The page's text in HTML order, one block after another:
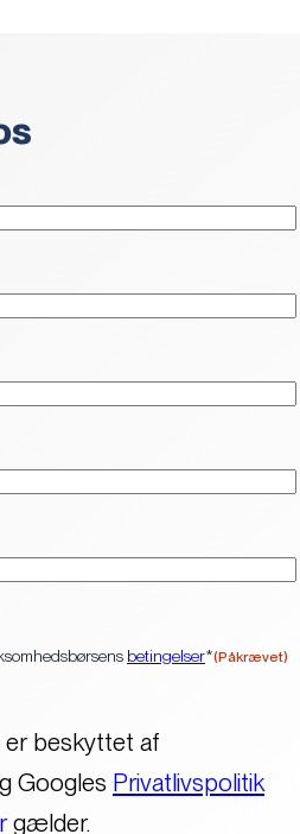
betingelser*(Påkrævet)
beskyttet af
Googles Privatlivspolitik
gælder.